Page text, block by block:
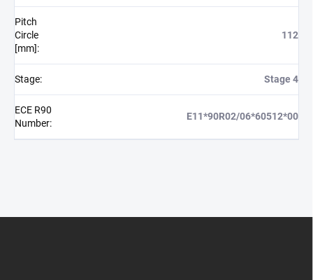
Pitch
Circle
[mm]:
112
Stage: Stage 4
ECE R90
Number:
E11*90R02/06*60512*00